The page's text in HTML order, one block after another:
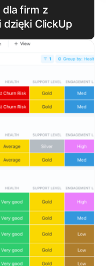
dla firm z
dzięki ClickUp